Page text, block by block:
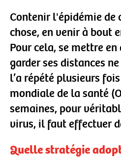
Contenir l'épidémie de
chose, en venir à bout
Pour cela, se mettre
garder ses distances
l’a répété plusieurs
mondiale de la santé
semaines, pour
virus, il faut effectuer
Quelle stratégie